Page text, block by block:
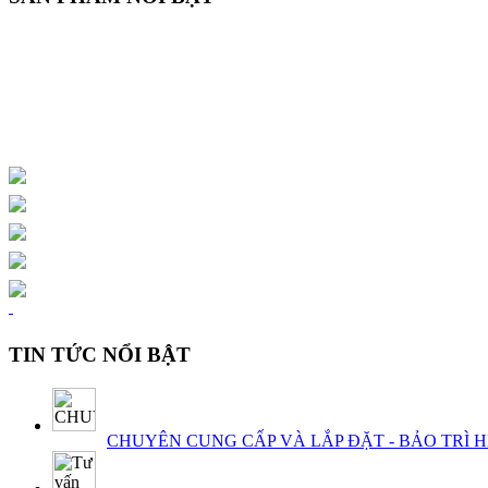
TIN TỨC NỔI BẬT
CHUYÊN CUNG CẤP VÀ LẮP ĐẶT - BẢO TRÌ